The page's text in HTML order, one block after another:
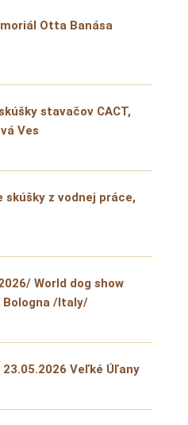
Otta Banása
stavačov CACT,
Ves
skúšky z vodnej práce,
World dog show
Bologna /Italy/
Veľké Úľany